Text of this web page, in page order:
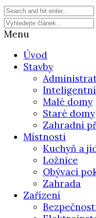
Menu
Úvod
Stavby
Malé domy
Staré domy
Zahradní
Místnosti
Kuchyň a
Ložnice
Obývací
Zahrada
Zařízení